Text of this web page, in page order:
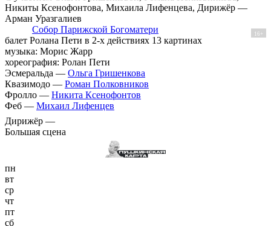
Никиты Ксенофонтова, Михаила Лифенцева, Дирижёр —
Арман Уразгалиев
Собор Парижской Богоматери
16+
балет Ролана Пети в 2-х действиях 13 картинах
музыка: Морис Жарр
хореография: Ролан Пети
Эсмеральда — Ольга Гришенкова
Квазимодо — Роман Полковников
Фролло — Никита Ксенофонтов
Феб — Михаил Лифенцев
Дирижёр —
Большая сцена
пн
вт
ср
чт
пт
сб